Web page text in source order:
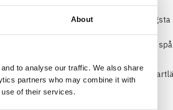
About
to analyse our traffic. We also share
partners who may combine it with
use of their services.
i det röda färgspektrat.
ger bästa synlighet i skogen med den lägsta
gör dig mindre synlig för IR-utrustning och
anti-slipp grepp och linserna förbättrar